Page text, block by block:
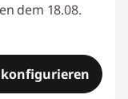
dem 18.08.
konfigurieren